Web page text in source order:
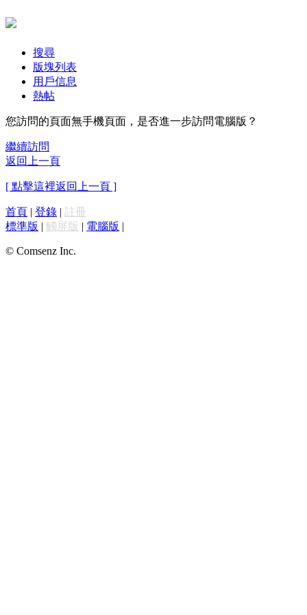
搜尋
版塊列表
用戶信息
熱帖
您訪問的頁面無手機頁面，是否進一步訪問電腦版？
繼續訪問
返回上一頁
[ 點擊這裡返回上一頁 ]
首頁 | 登錄 | 註冊
標準版 | 觸屏版 | 電腦版 |
© Comsenz Inc.